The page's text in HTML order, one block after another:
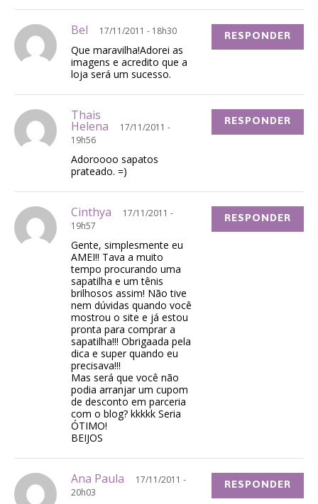
Bel 17/11/2011 - 18h30
Que maravilha!Adorei as
imagens e acredito que a
loja será um sucesso.
RESPONDER
Thais
Helena
17/11/2011 -
19h56
Adoroooo sapatos
prateado. =)
RESPONDER
Cinthya
17/11/2011 -
19h57
Gente, simplesmente eu
AMEI!! Tava a muito
tempo procurando uma
sapatilha e um tênis
brilhosos assim! Não tive
nem dúvidas quando você
mostrou o site e já estou
pronta para comprar a
sapatilha!!! Obrigaada pela
dica e super quando eu
precisava!!!
Mas será que você não
podia arranjar um cupom
de desconto em parceria
com o blog? kkkkk Seria
ÓTIMO!
BEIJOS
RESPONDER
Ana Paula
17/11/2011 -
20h03
RESPONDER